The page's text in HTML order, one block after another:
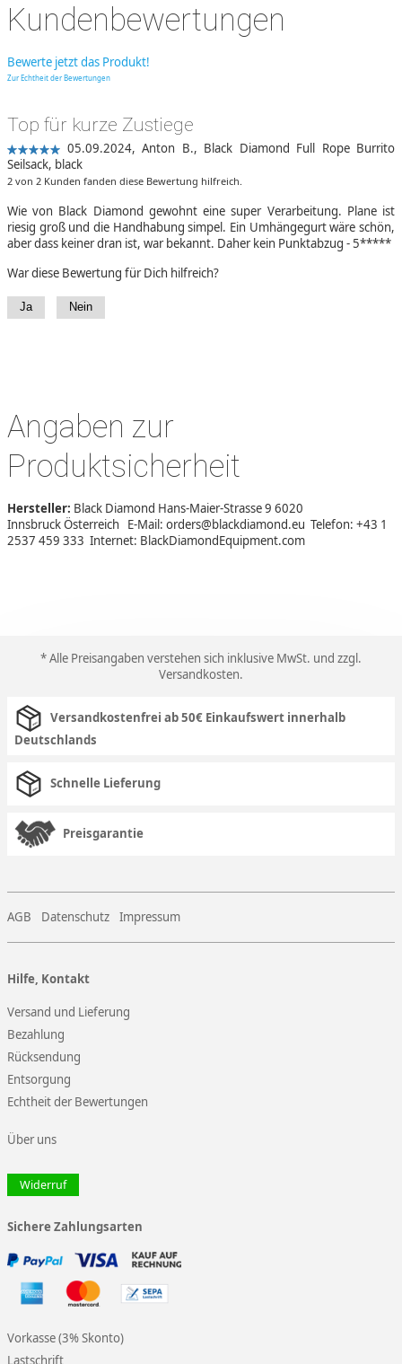
Kundenbewertungen
Bewerte jetzt das Produkt!
Zur Echtheit der Bewertungen
Top für kurze Zustiege
05.09.2024, Anton B., Black Diamond Full Rope Burrito
Seilsack, black
2 von 2 Kunden fanden diese Bewertung hilfreich.
Wie von Black Diamond gewohnt eine super Verarbeitung. Plane ist
riesig groß und die Handhabung simpel. Ein Umhängegurt wäre schön,
aber dass keiner dran ist, war bekannt. Daher kein Punktabzug - 5*****
War diese Bewertung für Dich hilfreich?
Ja Nein
Angaben zur
Produktsicherheit
Hersteller: Black Diamond Hans-Maier-Strasse 9 6020
Innsbruck Österreich E-Mail: orders@blackdiamond.eu Telefon: +43 1
2537 459 333 Internet: BlackDiamondEquipment.com
* Alle Preisangaben verstehen sich inklusive MwSt. und zzgl.
Versandkosten.
Versandkostenfrei ab 50€ Einkaufswert innerhalb
Deutschlands
Schnelle Lieferung
Preisgarantie
AGB Datenschutz Impressum
Hilfe, Kontakt
Versand und Lieferung
Bezahlung
Rücksendung
Entsorgung
Echtheit der Bewertungen
Über uns
Widerruf
Sichere Zahlungsarten
Vorkasse (3% Skonto)
Lastschrift